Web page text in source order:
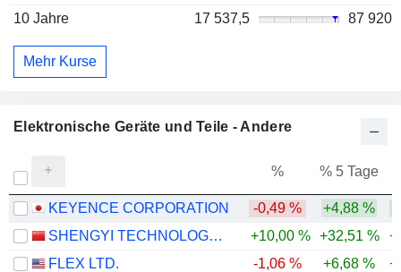
10 Jahre
17 537,5 87 920
Mehr Kurse
Elektronische Geräte und Teile - Andere
% % 5 Tage
KEYENCE CORPORATION -0,49 % +4,88 %
SHENGYI TECHNOLOGY CO.,LTD.
+10,00 % +32,51 %
FLEX LTD.
-1,06 % +6,68 %